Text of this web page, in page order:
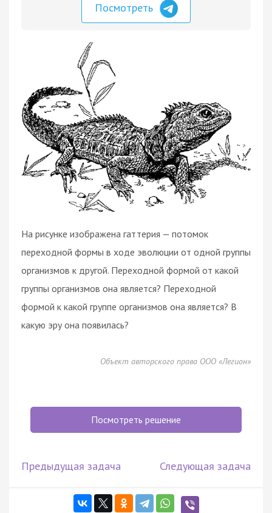
Посмотреть
На рисунке изображена гаттерия — потомок
переходной формы в ходе эволюции от одной группы
организмов к другой. Переходной формой от какой
группы организмов она является? Переходной
формой к какой группе организмов она является? В
какую эру она появилась?
Объект авторского права ООО «Легион»
Посмотреть решение
Предыдущая задача Следующая задача